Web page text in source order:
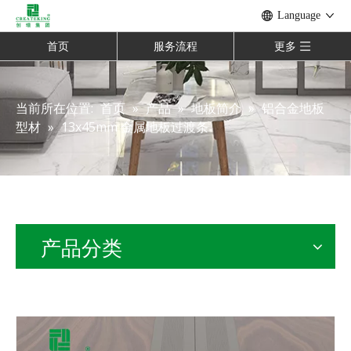
Language
首页 服务流程 更多
当前所在位置: 首页 » 产品 » 地板简介 » 铝合金地板
型材 » 13x45mm 金属地板过渡条
产品分类